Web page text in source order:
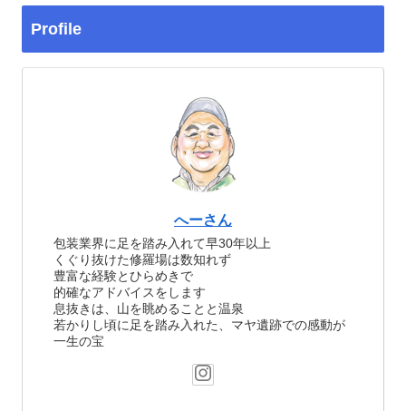
Profile
へーさん
包装業界に足を踏み入れて早30年以上
くぐり抜けた修羅場は数知れず
豊富な経験とひらめきで
的確なアドバイスをします
息抜きは、山を眺めることと温泉
若かりし頃に足を踏み入れた、マヤ遺跡での感動が
一生の宝